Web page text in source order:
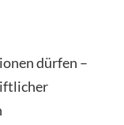
dürfen –